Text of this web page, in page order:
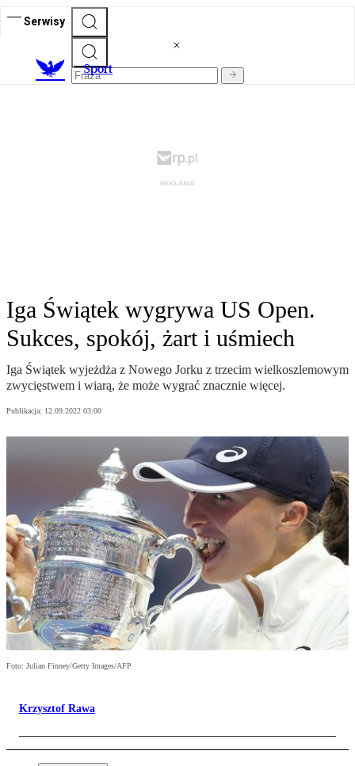
Serwisy
Sport
Iga Świątek wygrywa US Open.
Sukces, spokój, żart i uśmiech
Iga Świątek wyjeżdża z Nowego Jorku z trzecim wielkoszlemowym
zwycięstwem i wiarą, że może wygrać znacznie więcej.
Publikacja: 12.09.2022 03:00
Foto: Julian Finney/Getty Images/AFP
Krzysztof Rawa